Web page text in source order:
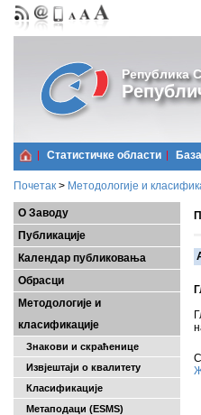
Република
Статистичке области
Почетак > Методологије и
О Заводу
Публикације
Календар публиковања
Обрасци
Методологије и
класификације
Знакови и скраћенице
Извјештаји о квалитету
Класификације
Метаподаци (ESMS)